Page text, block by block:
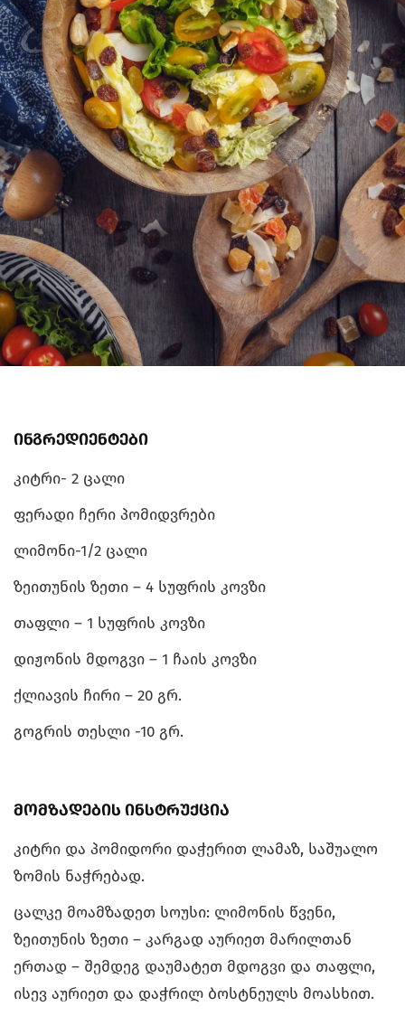
ინგრედიენტები
კიტრი- 2 ცალი
ფერადი ჩერი პომიდვრები
ლიმონი-1/2 ცალი
ზეითუნის ზეთი – 4 სუფრის კოვზი
თაფლი – 1 სუფრის კოვზი
დიჟონის მდოგვი – 1 ჩაის კოვზი
ქლიავის ჩირი – 20 გრ.
გოგრის თესლი -10 გრ.
მომზადების ინსტრუქცია
კიტრი და პომიდორი დაჭერით ლამაზ, საშუალო
ზომის ნაჭრებად.
ცალკე მოამზადეთ სოუსი: ლიმონის წვენი,
ზეითუნის ზეთი – კარგად აურიეთ მარილთან
ერთად – შემდეგ დაუმატეთ მდოგვი და თაფლი,
ისევ აურიეთ და დაჭრილ ბოსტნეულს მოასხით.